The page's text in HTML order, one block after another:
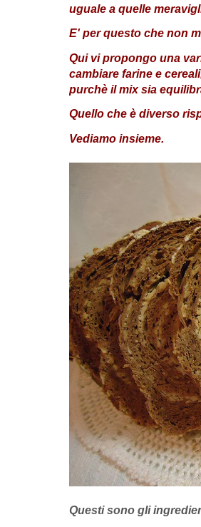
uguale a quelle
E' per questo che non
Qui vi propongo una
cambiare farine e
purchè il mix sia
Quello che è diverso
Vediamo insieme.
Questi sono gli